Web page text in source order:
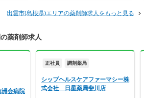
出雲市(島根県)エリアの薬剤師求人をもっと見る
薬剤師求人
会病院
正社員 調剤薬局
シップヘルスケアファーマシー株
式会社 日星薬局斐川店